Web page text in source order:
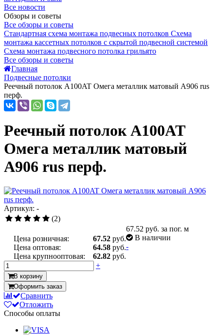
Все новости
Обзоры и советы
Все обзоры и советы
Стандартная схема монтажа подвесных потолков Схема
монтажа кассетных потолков с скрытой подвесной системой
Схема монтажа подвесного потолка грильято
Все обзоры и советы
Главная
Подвесные потолки
Реечный потолок A100AT Омега металлик матовый А906 rus
перф.
Реечный потолок A100AT
Омега металлик матовый
А906 rus перф.
Артикул: -
(2)
Цена розничная: 67.52 руб.
Цена оптовая:
64.58 руб.
Цена крупнооптовая:
62.82 руб.
67.52 руб. за пог. м
В наличии
-
+
В корзину
Оформить заказ
Сравнить
Отложить
Способы оплаты